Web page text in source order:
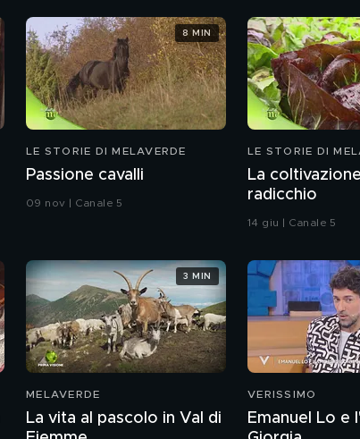
LE STORIE DI MELAVERDE
Passione cavalli
09 nov | Canale 5
8 MIN
LE STORIE DI
La
radicchio
14 giu | Canale 5
MELAVERDE
La vita al pascolo in Val di
3 MIN
VERISSIMO
Emanuel Lo e